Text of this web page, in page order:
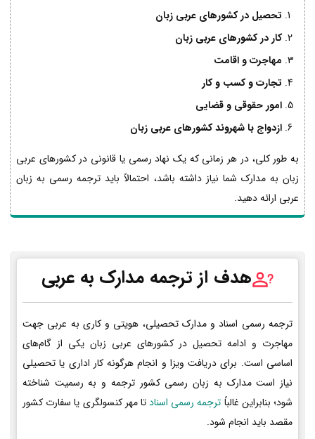
تحصیل در کشورهای عربی زبان
کار در کشورهای عربی زبان
مهاجرت و اقامت
تجارت و کسب و کار
امور حقوقی و قضایی
ازدواج با شهروند کشورهای عربی زبان
به طور کلی، در هر زمانی که یک نهاد رسمی یا قانونی در کشورهای عربی
زبان به مدارک شما نیاز داشته باشد، احتمالاً باید ترجمه رسمی به زبان
عربی ارائه دهید.
هدف از ترجمه مدارک به عربی
ترجمه رسمی اسناد و مدارک تحصیلی، هویتی و کاری به عربی جهت
مهاجرت و ادامه تحصیل در کشورهای عربی زبان یکی از گام‌های
اساسی است. برای دریافت ویزا و انجام هرگونه کار اداری یا تحصیلی
نیاز است مدارک به زبان رسمی کشور ترجمه و به رسمیت شناخته
شود؛ بنابراین غالباً ترجمه رسمی اسنادتا مهر کنسولگری یا سفارت کشور
مقصد باید انجام شود.